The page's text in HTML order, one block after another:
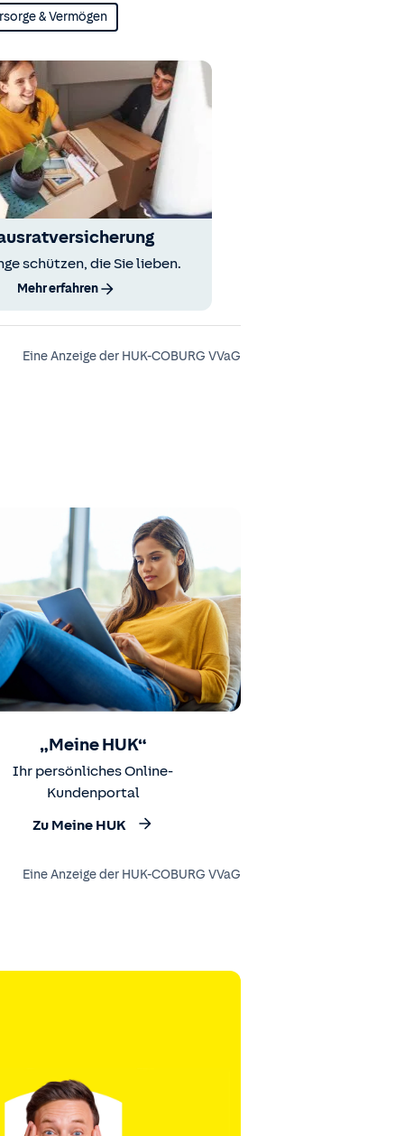
& Vermögen
schützen, die Sie lieben.
Mehr erfahren
Eine Anzeige der HUK-COBURG VVaG
„Meine HUK“
Ihr persönliches Online-
Kundenportal
Zu Meine HUK
Eine Anzeige der HUK-COBURG VVaG